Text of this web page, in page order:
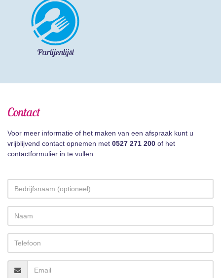
Partijenlijst
Contact
Voor meer informatie of het maken van een afspraak kunt u
vrijblijvend contact opnemen met 0527 271 200 of het
contactformulier in te vullen.